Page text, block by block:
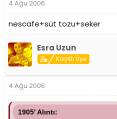
4 Ağu 2006
nescafe+süt tozu+seker
Esra Uzun
Kayıtlı Üye
4 Ağu 2006
1905' Alıntı: